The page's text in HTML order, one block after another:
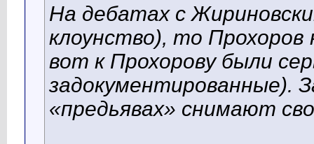
На дебатах с
клоунство), то Прохоров
вот к Прохорову были
задокументированные).
«предьявах» снимают